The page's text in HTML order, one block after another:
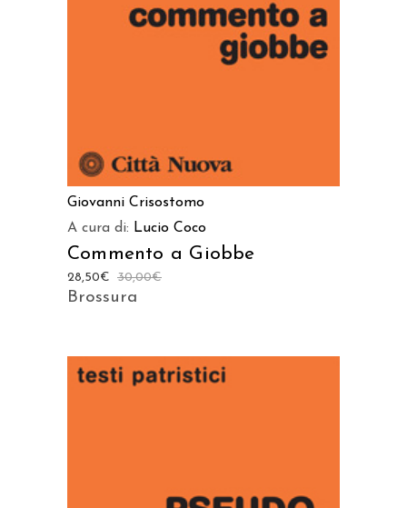
Giovanni Crisostomo
A cura di: Lucio Coco
Commento a Giobbe
30,00€
28,50€
Brossura